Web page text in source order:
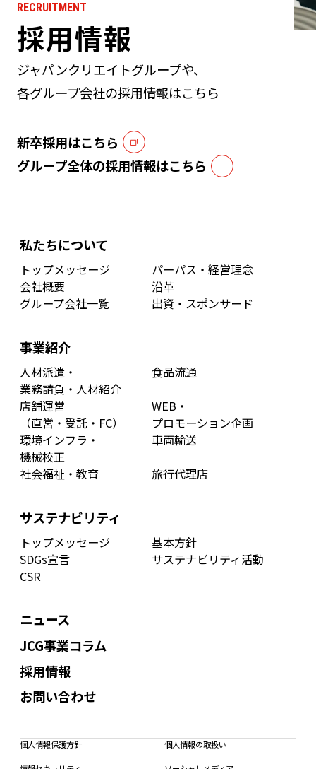
RECRUITMENT
採用情報
ジャパンクリエイトグループや、
各グループ会社の採用情報はこちら
新卒採用はこちら
グループ全体の採用情報はこちら
私たちについて
トップメッセージ
パーパス・経営理念
会社概要
沿革
グループ会社一覧
出資・スポンサード
事業紹介
人材派遣・
業務請負・人材紹介
食品流通
店舗運営
（直営・受託・FC）
WEB・
プロモーション企画
環境インフラ・
機械校正
車両輸送
社会福祉・教育
旅行代理店
サステナビリティ
トップメッセージ
基本方針
SDGs宣言
サステナビリティ活動
CSR
ニュース
JCG事業コラム
採用情報
お問い合わせ
個人情報保護方針 個人情報の取扱い